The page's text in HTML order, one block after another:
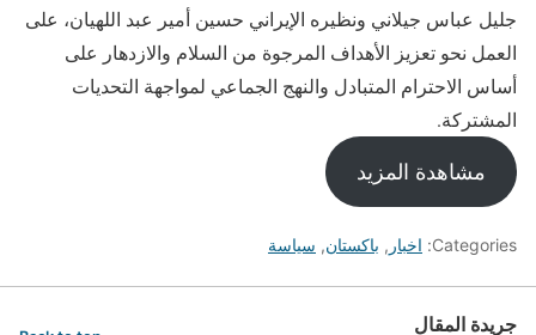
جليل عباس جيلاني ونظيره الإيراني حسين أمير عبد اللهيان، على
العمل نحو تعزيز الأهداف المرجوة من السلام والازدهار على
أساس الاحترام المتبادل والنهج الجماعي لمواجهة التحديات
المشتركة.
مشاهدة المزيد
Categories: اخبار , باكستان, سياسة
جريدة المقال